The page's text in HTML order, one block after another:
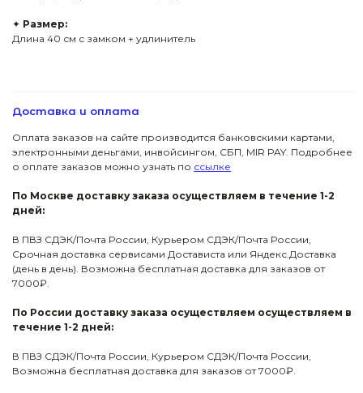
✦ Размер:
Длина 40 см с замком + удлинитель
Доставка и оплата
Оплата заказов на сайте производится банковскими картами,
электронными деньгами, инвойсингом, СБП, МIR PAY. Подробнее
о оплате заказов можно узнать по ссылке
По Москве доставку заказа осуществляем в течение 1-2
дней:
В ПВЗ СДЭК/Почта России, Курьером СДЭК/Почта России,
Срочная доставка сервисами Достависта или Яндекс.Доставка
(день в день). Возможна бесплатная доставка для заказов от
7000₽.
По России доставку заказа осуществляем осуществляем в
течение 1-2 дней:
В ПВЗ СДЭК/Почта России, Курьером СДЭК/Почта России,
Возможна бесплатная доставка для заказов от 7000₽.